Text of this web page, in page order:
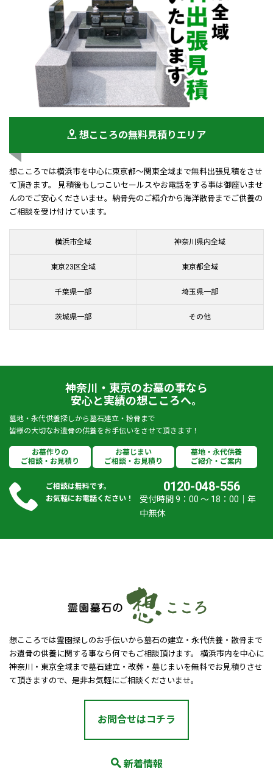
想こころの無料見積りエリア
想こころでは横浜市を中心に東京都～関東全域まで無料出張見積をさせ
て頂きます。 見積後もしつこいセールスやお電話をする事は御座いませ
んのでご安心くださいませ。納骨先のご紹介から海洋散骨までご供養の
ご相談を受け付けています。
横浜市全域 神奈川県内全域
東京23区全域 東京都全域
千葉県一部 埼玉県一部
茨城県一部 その他
神奈川・東京のお墓の事なら
安心と実績の想こころへ。
墓地・永代供養探しから墓石建立・粉骨まで
皆様の大切なお遺骨の供養をお手伝いをさせて頂きます！
お墓作りの
ご相談・お見積り
お墓じまい
ご相談・お見積り
墓地・永代供養
ご紹介・ご案内
ご相談は無料です。
お気軽にお電話ください！
0120-048-556
受付時間 9：00 ～ 18：00｜年
中無休
想こころでは霊園探しのお手伝いから墓石の建立・永代供養・散骨まで
お遺骨の供養に関する事なら何でもご相談頂けます。 横浜市内を中心に
神奈川・東京全域まで墓石建立・改葬・墓じまいを無料でお見積りさせ
て頂きますので、是非お気軽にご相談くださいませ。
お問合せはコチラ
新着情報